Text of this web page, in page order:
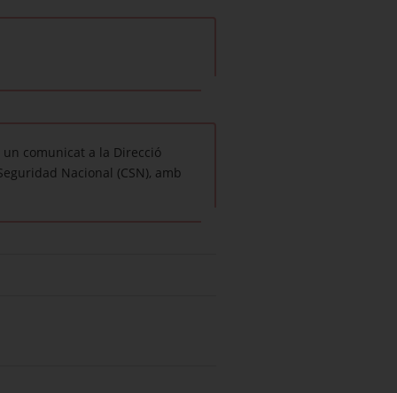
comunicat a la Direcció
Nacional (CSN), amb